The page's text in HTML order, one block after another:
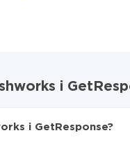
i
i GetResponse?